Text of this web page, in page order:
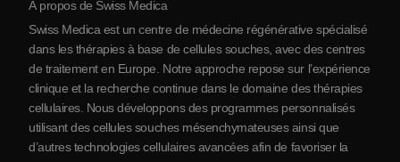
À propos de la Serbie
Partenariats
Contact
À propos de Swiss Medica
Swiss Medica est un centre de médecine régénérative spécialisé
dans les thérapies à base de cellules souches, avec des centres
de traitement en Europe. Notre approche repose sur l’expérience
clinique et la recherche continue dans le domaine des thérapies
cellulaires. Nous développons des programmes personnalisés
utilisant des cellules souches mésenchymateuses ainsi que
d’autres technologies cellulaires avancées afin de favoriser la